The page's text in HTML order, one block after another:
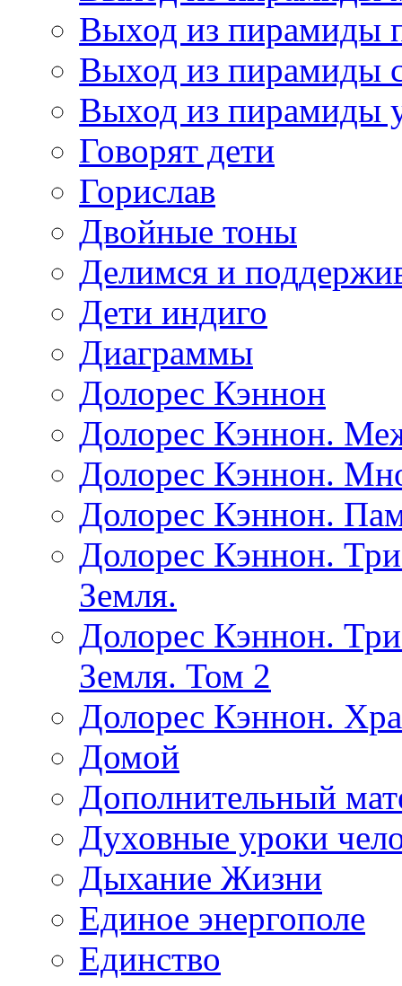
Выход из пирамиды
Выход из пирамиды
Выход из пирамиды
Говорят дети
Горислав
Двойные тоны
Делимся и
Дети индиго
Диаграммы
Долорес Кэннон
Долорес Кэннон.
Долорес Кэннон.
Долорес Кэннон.
Долорес Кэннон.
Земля.
Долорес Кэннон.
Земля. Том 2
Долорес Кэннон.
Домой
Дополнительный
Духовные уроки
Дыхание Жизни
Единое энергополе
Единство